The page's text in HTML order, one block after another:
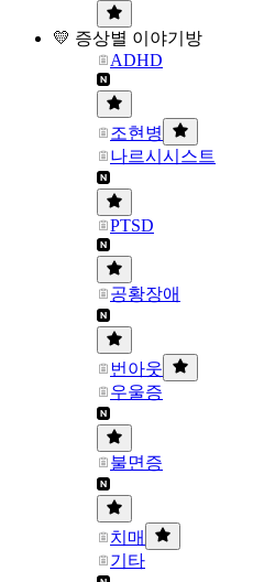
💛 증상별 이야기방
ADHD
조현병
나르시시스트
PTSD
공황장애
번아웃
우울증
불면증
치매
기타